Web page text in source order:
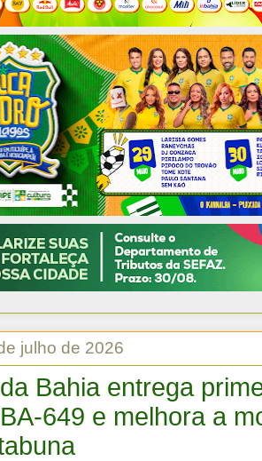
julho de 2026
Bahia entrega
649 e melhora a